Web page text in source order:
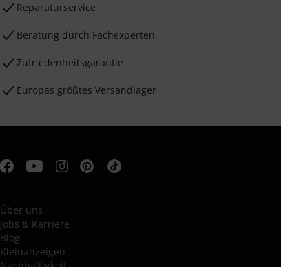
Reparaturservice
Beratung durch Fachexperten
Zufriedenheitsgarantie
Europas größtes Versandlager
Über uns
Jobs & Karriere
Blog
Kleinanzeigen